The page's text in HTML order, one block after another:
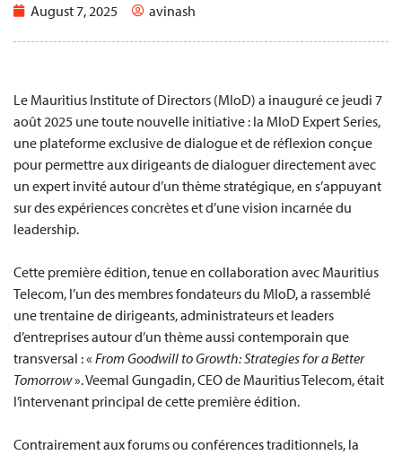
August 7, 2025 avinash
Le Mauritius Institute of Directors (MIoD) a inauguré ce jeudi 7
août 2025 une toute nouvelle initiative : la MIoD Expert Series,
une plateforme exclusive de dialogue et de réflexion conçue
pour permettre aux dirigeants de dialoguer directement avec
un expert invité autour d’un thème stratégique, en s’appuyant
sur des expériences concrètes et d’une vision incarnée du
leadership.
Cette première édition, tenue en collaboration avec Mauritius
Telecom, l’un des membres fondateurs du MIoD, a rassemblé
une trentaine de dirigeants, administrateurs et leaders
d’entreprises autour d’un thème aussi contemporain que
transversal : « From Goodwill to Growth: Strategies for a Better
Tomorrow». Veemal Gungadin, CEO de Mauritius Telecom, était
l’intervenant principal de cette première édition.
Contrairement aux forums ou conférences traditionnels, la